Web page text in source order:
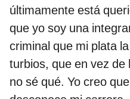
últimamente está
que yo soy una
criminal que mi plata
turbios, que en vez
no sé qué. Yo creo